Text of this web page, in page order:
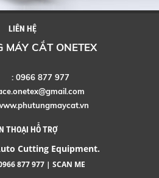
LIÊN HỆ
MÁY CẮT ONETEX
0966 877 977
THOẠI HỖ TRỢ
Cutting Equipment.
877 977 | SCAN ME